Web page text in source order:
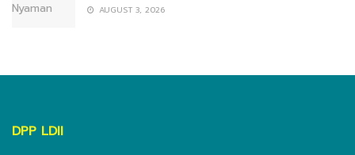
AUGUST 3, 2026
DPP LDII